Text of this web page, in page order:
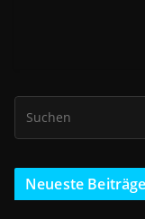
Neueste Beiträge